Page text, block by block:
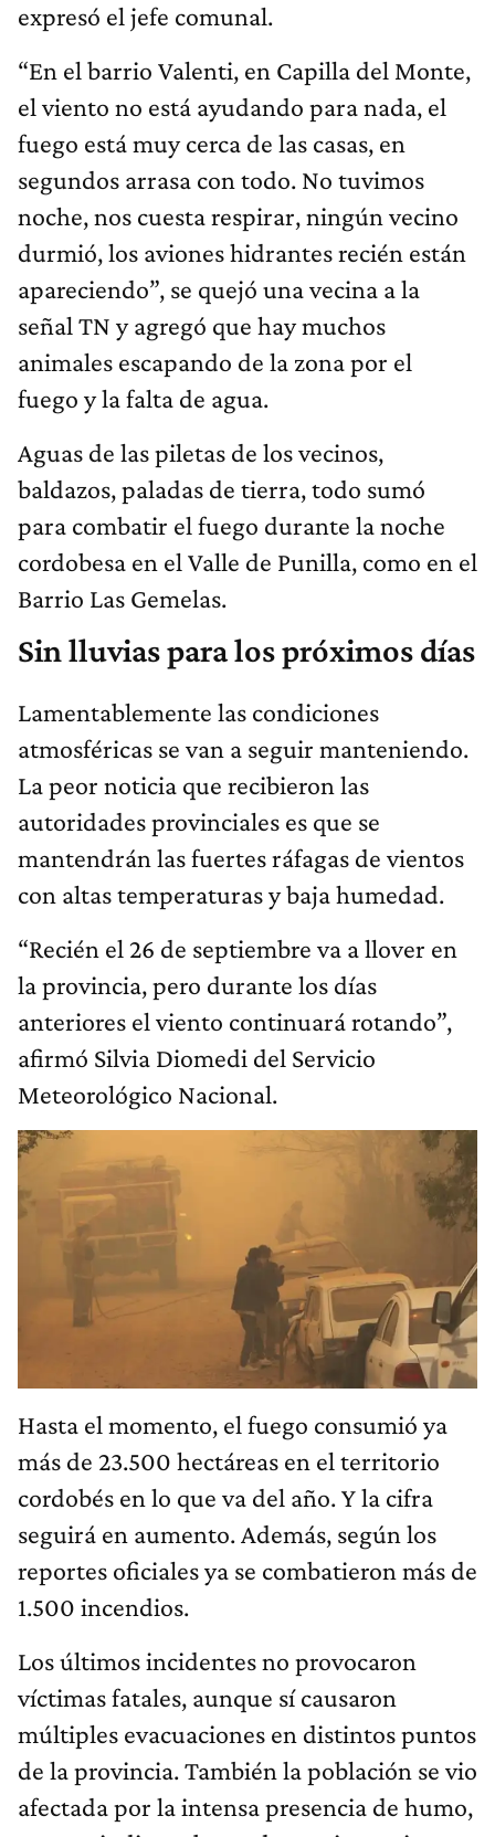
expresó el jefe comunal.
“En el barrio Valenti, en Capilla del Monte,
el viento no está ayudando para nada, el
fuego está muy cerca de las casas, en
segundos arrasa con todo. No tuvimos
noche, nos cuesta respirar, ningún vecino
durmió, los aviones hidrantes recién están
apareciendo”, se quejó una vecina a la
señal TN y agregó que hay muchos
animales escapando de la zona por el
fuego y la falta de agua.
Aguas de las piletas de los vecinos,
baldazos, paladas de tierra, todo sumó
para combatir el fuego durante la noche
cordobesa en el Valle de Punilla, como en el
Barrio Las Gemelas.
Sin lluvias para los próximos días
Lamentablemente las condiciones
atmosféricas se van a seguir manteniendo.
La peor noticia que recibieron las
autoridades provinciales es que se
mantendrán las fuertes ráfagas de vientos
con altas temperaturas y baja humedad.
“Recién el 26 de septiembre va a llover en
la provincia, pero durante los días
anteriores el viento continuará rotando”,
afirmó Silvia Diomedi del Servicio
Meteorológico Nacional.
Hasta el momento, el fuego consumió ya
más de 23.500 hectáreas en el territorio
cordobés en lo que va del año. Y la cifra
seguirá en aumento. Además, según los
reportes oficiales ya se combatieron más de
1.500 incendios.
Los últimos incidentes no provocaron
víctimas fatales, aunque sí causaron
múltiples evacuaciones en distintos puntos
de la provincia. También la población se vio
afectada por la intensa presencia de humo,